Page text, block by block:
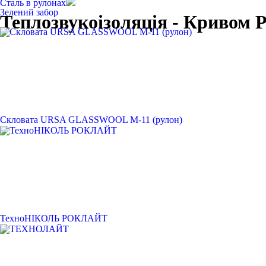
Сталь в рулонах
Зелений забор
Теплозвукоізоляція - Кривом
Скловата URSA GLASSWOOL M-11 (рулон)
ТехноНІКОЛЬ РОКЛАЙТ